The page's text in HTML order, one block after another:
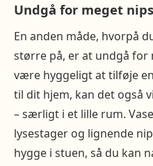
Undgå for meget nips
En anden måde, hvorpå
større på, er at undgå for
være hyggeligt at tilføje
til dit hjem, kan det også
– særligt i et lille rum.
lysestager og lignende
hygge i stuen, så du kan